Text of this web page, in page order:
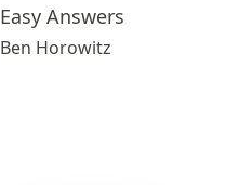
Easy Answers
Ben Horowitz